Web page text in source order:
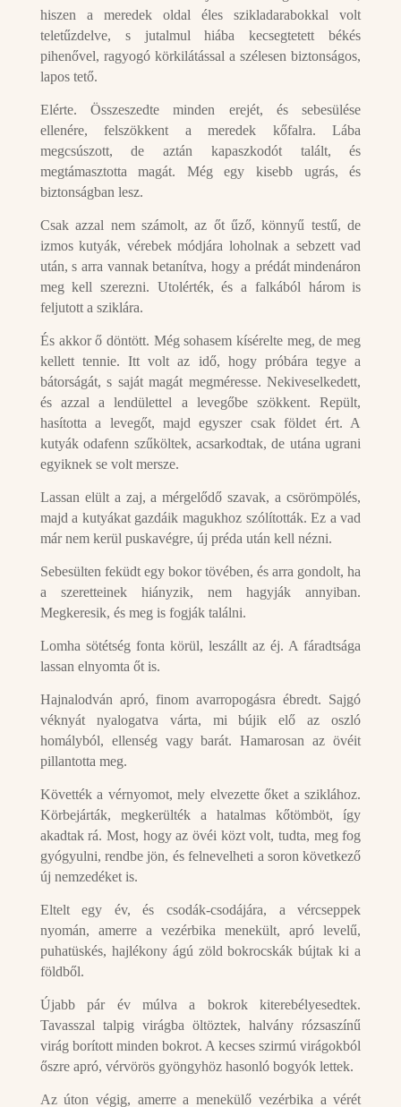
hiszen a meredek oldal éles szikladarabokkal volt
teletűzdelve, s jutalmul hiába kecsegtetett békés
pihenővel, ragyogó körkilátással a szélesen biztonságos,
lapos tető.
Elérte. Összeszedte minden erejét, és sebesülése
ellenére, felszökkent a meredek kőfalra. Lába
megcsúszott, de aztán kapaszkodót talált, és
megtámasztotta magát. Még egy kisebb ugrás, és
biztonságban lesz.
Csak azzal nem számolt, az őt űző, könnyű testű, de
izmos kutyák, vérebek módjára loholnak a sebzett vad
után, s arra vannak betanítva, hogy a prédát mindenáron
meg kell szerezni. Utolérték, és a falkából három is
feljutott a sziklára.
És akkor ő döntött. Még sohasem kísérelte meg, de meg
kellett tennie. Itt volt az idő, hogy próbára tegye a
bátorságát, s saját magát megméresse. Nekiveselkedett,
és azzal a lendülettel a levegőbe szökkent. Repült,
hasította a levegőt, majd egyszer csak földet ért. A
kutyák odafenn szűköltek, acsarkodtak, de utána ugrani
egyiknek se volt mersze.
Lassan elült a zaj, a mérgelődő szavak, a csörömpölés,
majd a kutyákat gazdáik magukhoz szólították. Ez a vad
már nem kerül puskavégre, új préda után kell nézni.
Sebesülten feküdt egy bokor tövében, és arra gondolt, ha
a szeretteinek hiányzik, nem hagyják annyiban.
Megkeresik, és meg is fogják találni.
Lomha sötétség fonta körül, leszállt az éj. A fáradtsága
lassan elnyomta őt is.
Hajnalodván apró, finom avarropogásra ébredt. Sajgó
véknyát nyalogatva várta, mi bújik elő az oszló
homályból, ellenség vagy barát. Hamarosan az övéit
pillantotta meg.
Követték a vérnyomot, mely elvezette őket a sziklához.
Körbejárták, megkerülték a hatalmas kőtömböt, így
akadtak rá. Most, hogy az övéi közt volt, tudta, meg fog
gyógyulni, rendbe jön, és felnevelheti a soron következő
új nemzedéket is.
Eltelt egy év, és csodák-csodájára, a vércseppek
nyomán, amerre a vezérbika menekült, apró levelű,
puhatüskés, hajlékony ágú zöld bokrocskák bújtak ki a
földből.
Újabb pár év múlva a bokrok kiterebélyesedtek.
Tavasszal talpig virágba öltöztek, halvány rózsaszínű
virág borított minden bokrot. A kecses szirmú virágokból
őszre apró, vérvörös gyöngyhöz hasonló bogyók lettek.
Az úton végig, amerre a menekülő vezérbika a vérét